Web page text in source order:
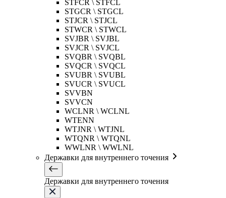
STFCR \ STFCL
STGCR \ STGCL
STJCR \ STJCL
STWCR \ STWCL
SVJBR \ SVJBL
SVJCR \ SVJCL
SVQBR \ SVQBL
SVQCR \ SVQCL
SVUBR \ SVUBL
SVUCR \ SVUCL
SVVBN
SVVCN
WCLNR \ WCLNL
WTENN
WTJNR \ WTJNL
WTQNR \ WTQNL
WWLNR \ WWLNL
Державки для внутреннего точения
Державки для внутреннего точения